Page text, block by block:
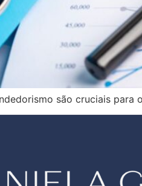
são cruciais para